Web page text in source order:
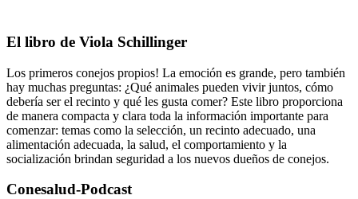
El libro de Viola Schillinger
Los primeros conejos propios! La emoción es grande, pero también
hay muchas preguntas: ¿Qué animales pueden vivir juntos, cómo
debería ser el recinto y qué les gusta comer? Este libro proporciona
de manera compacta y clara toda la información importante para
comenzar: temas como la selección, un recinto adecuado, una
alimentación adecuada, la salud, el comportamiento y la
socialización brindan seguridad a los nuevos dueños de conejos.
Conesalud-Podcast